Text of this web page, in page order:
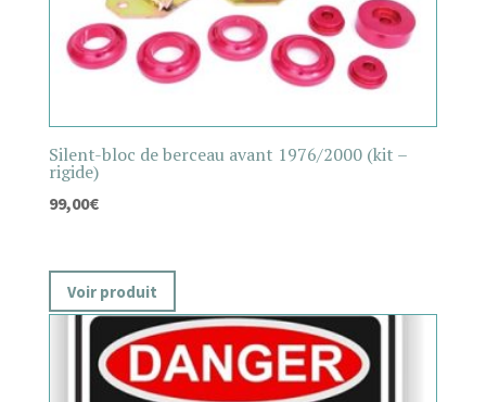
Silent-bloc de berceau avant 1976/2000 (kit –
rigide)
99,00€
Voir produit